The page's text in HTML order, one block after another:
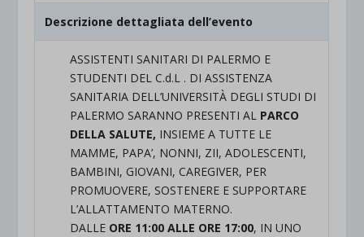
Descrizione dettagliata dell’evento
ASSISTENTI SANITARI DI PALERMO E
STUDENTI DEL C.d.L . DI ASSISTENZA
SANITARIA DELL’UNIVERSITÀ DEGLI STUDI DI
PALERMO SARANNO PRESENTI AL PARCO
DELLA SALUTE, INSIEME A TUTTE LE
MAMME, PAPA’, NONNI, ZII, ADOLESCENTI,
BAMBINI, GIOVANI, CAREGIVER, PER
PROMUOVERE, SOSTENERE E SUPPORTARE
L’ALLATTAMENTO MATERNO.
DALLE ORE 11:00 ALLE ORE 17:00, IN UNO